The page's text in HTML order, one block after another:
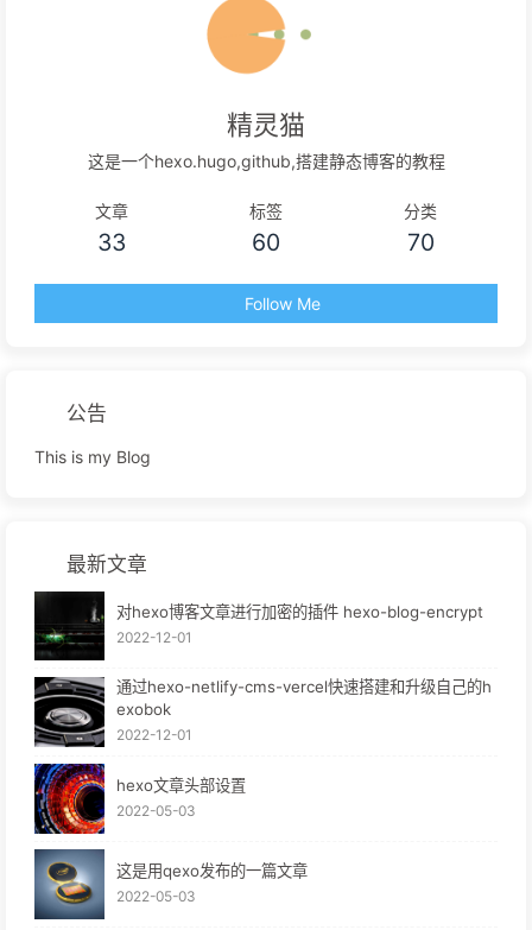
精灵猫
这是一个hexo.hugo,github,搭建静态博客的教程
文章
33
标签
60
分类
70
Follow Me
公告
This is my Blog
最新文章
对hexo博客文章进行加密的插件 hexo-blog-encrypt
2022-12-01
通过hexo-netlify-cms-vercel快速搭建和升级自己的h
exobok
2022-12-01
hexo文章头部设置
2022-05-03
这是用qexo发布的一篇文章
2022-05-03